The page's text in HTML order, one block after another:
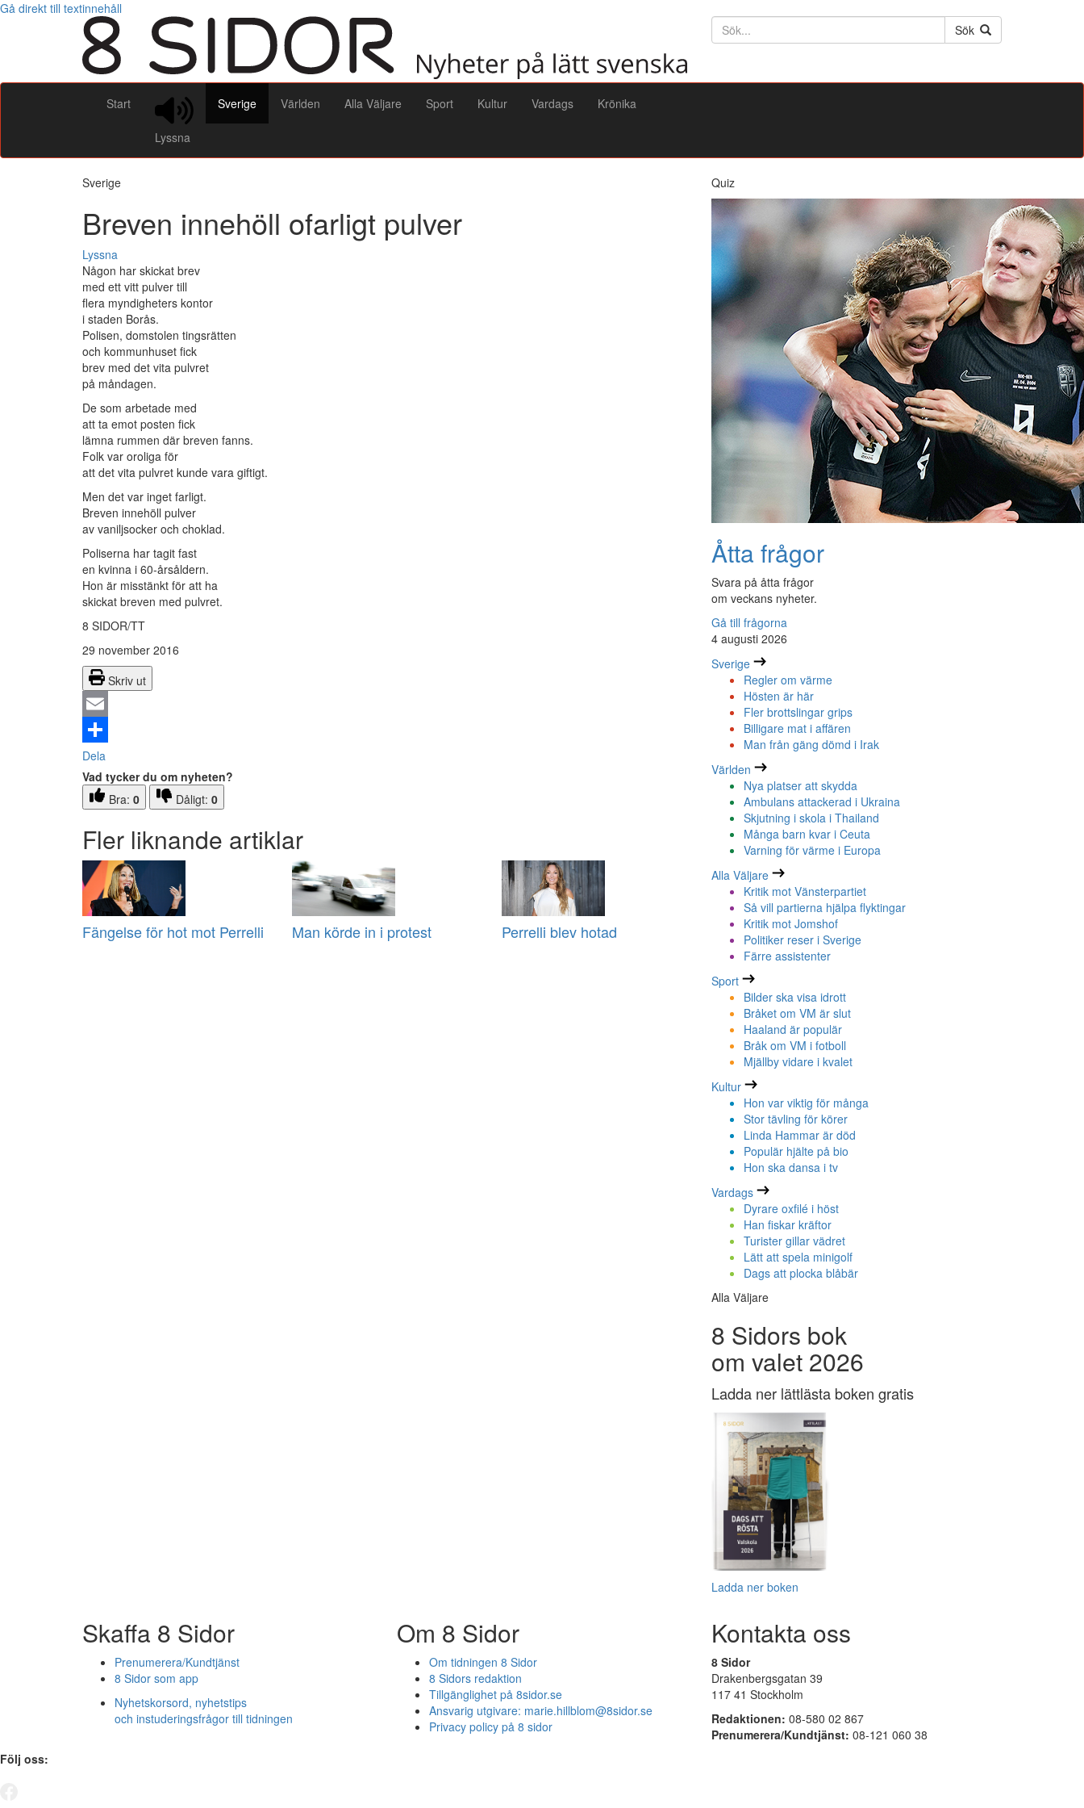
Gå direkt till textinnehåll
Söktext
Sök
Start
Lyssna
Sverige Världen Alla Väljare Sport Kultur Vardags Krönika
Sverige
Breven innehöll ofarligt pulver
Lyssna
Någon har skickat brev
med ett vitt pulver till
flera myndigheters kontor
i staden Borås.
Polisen, domstolen tingsrätten
och kommunhuset fick
brev med det vita pulvret
på måndagen.
De som arbetade med
att ta emot posten fick
lämna rummen där breven fanns.
Folk var oroliga för
att det vita pulvret kunde vara giftigt.
Men det var inget farligt.
Breven innehöll pulver
av vaniljsocker och choklad.
Poliserna har tagit fast
en kvinna i 60-årsåldern.
Hon är misstänkt för att ha
skickat breven med pulvret.
8 SIDOR/TT
29 november 2016
Skriv ut
Email
Dela
Vad tycker du om nyheten?
Bra: 0 Dåligt: 0
Fler liknande artiklar
Fängelse för hot mot Perrelli Man körde in i protest Perrelli blev hotad
Quiz
Åtta frågor
Svara på åtta frågor
om veckans nyheter.
Gå till frågorna
4 augusti 2026
Sverige
Regler om värme
Hösten är här
Fler brottslingar grips
Billigare mat i affären
Man från gäng dömd i Irak
Världen
Nya platser att skydda
Ambulans attackerad i Ukraina
Skjutning i skola i Thailand
Många barn kvar i Ceuta
Varning för värme i Europa
Alla Väljare
Kritik mot Vänsterpartiet
Så vill partierna hjälpa flyktingar
Kritik mot Jomshof
Politiker reser i Sverige
Färre assistenter
Sport
Bilder ska visa idrott
Bråket om VM är slut
Haaland är populär
Bråk om VM i fotboll
Mjällby vidare i kvalet
Kultur
Hon var viktig för många
Stor tävling för körer
Linda Hammar är död
Populär hjälte på bio
Hon ska dansa i tv
Vardags
Dyrare oxfilé i höst
Han fiskar kräftor
Turister gillar vädret
Lätt att spela minigolf
Dags att plocka blåbär
Alla Väljare
8 Sidors bok
om valet 2026
Ladda ner lättlästa boken gratis
Ladda ner boken
Skaffa 8 Sidor
Prenumerera/Kundtjänst
8 Sidor som app
Nyhetskorsord, nyhetstips
och instuderingsfrågor till tidningen
Om 8 Sidor
Om tidningen 8 Sidor
8 Sidors redaktion
Tillgänglighet på 8sidor.se
Ansvarig utgivare: marie.hillblom@8sidor.se
Privacy policy på 8 sidor
Kontakta oss
8 Sidor
Drakenbergsgatan 39
117 41 Stockholm
Redaktionen: 08-580 02 867
Prenumerera/Kundtjänst: 08-121 060 38
Följ oss: